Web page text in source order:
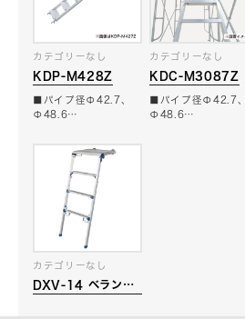
KDP-M428Z
カテゴリーなし
■パイプ径Φ42.7、
Φ48.6…
KDC-M3087Z
カテゴリーなし
■パイプ径Φ42.7、
Φ48.6…
DXV-14 ベランダ
カテゴリーなし